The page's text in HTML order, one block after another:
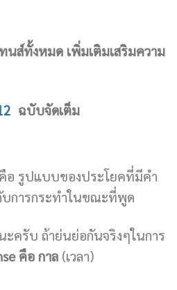
นส์ทั้งหมด เพิ่มเติมเสริมความ
ฉบับจัดเต็ม
อ รูปแบบของประโยคที่มีคำ
บการกระทำในขณะที่พูด
ครับ ถ้าย่นย่อกันจริงๆในการ
คือ กาล (เวลา)